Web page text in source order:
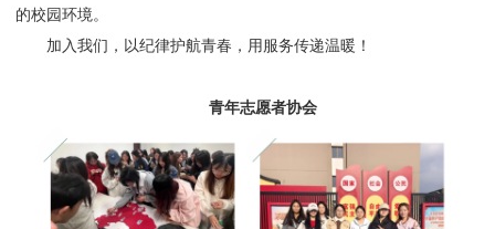
的校园环境。
加入我们，以纪律护航青春，用服务传递温暖！
青年志愿者协会